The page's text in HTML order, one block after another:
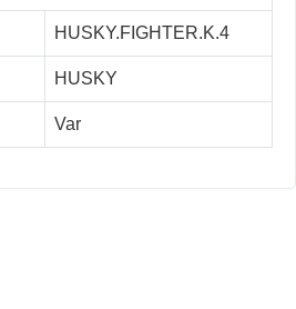
HUSKY.FIGHTER.K.4
HUSKY
Var